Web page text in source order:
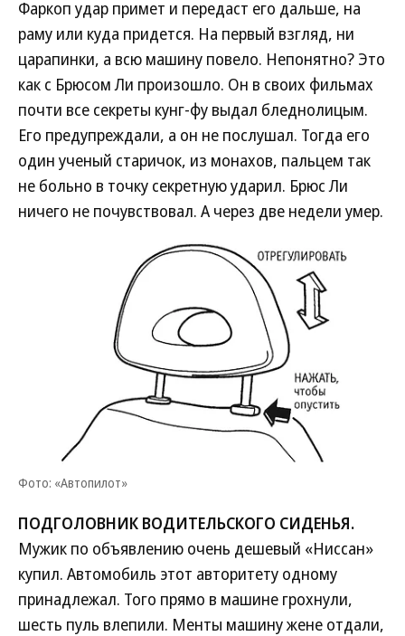
Фаркоп удар примет и передаст его дальше, на
раму или куда придется. На первый взгляд, ни
царапинки, а всю машину повело. Непонятно? Это
как с Брюсом Ли произошло. Он в своих фильмах
почти все секреты кунг-фу выдал бледнолицым.
Его предупреждали, а он не послушал. Тогда его
один ученый старичок, из монахов, пальцем так
не больно в точку секретную ударил. Брюс Ли
ничего не почувствовал. А через две недели умер.
Фото: «Автопилот»
ПОДГОЛОВНИК ВОДИТЕЛЬСКОГО СИДЕНЬЯ.
Мужик по объявлению очень дешевый «Ниссан»
купил. Автомобиль этот авторитету одному
принадлежал. Того прямо в машине грохнули,
шесть пуль влепили. Менты машину жене отдали,